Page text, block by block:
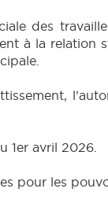
des
à la
1er avril 2026.
pour les